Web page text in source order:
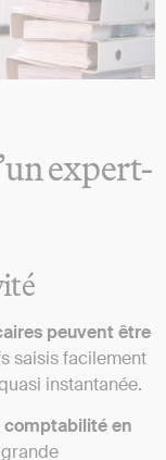
expert-
peuvent être
saisis facilement
instantanée.
comptabilité en